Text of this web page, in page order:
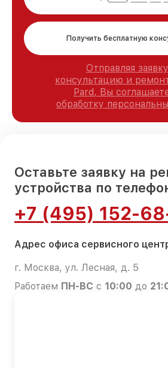
Получить бесплатную
Отправляя
консультацию и
Pard, Вы
обработку
Оставьте заявку на
устройства по
+7 (495) 152-
Адрес офиса сервисного
г. Москва, ул. Лесная, д. 5
Работаем ПН-ВС с 10:00 до